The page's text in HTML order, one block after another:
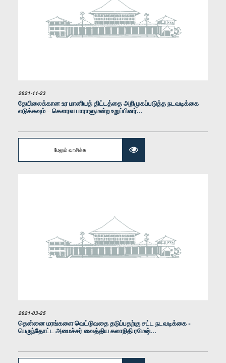
கௌரவ கனக ஹேரத், பா.உ.
உறுப்பினர்
உறுப்பினர்
2021-11-23
தேயிலைக்கான உர மானியத் திட்டத்தை அறிமுகப்படுத்த நடவடிக்கை
எடுக்கவும் – கௌரவ பாராளுமன்ற உறுப்பினர்...
மேலும் வாசிக்க
2021-03-25
தென்னை மரங்களை வெட்டுவதை தடுப்பதற்கு சட்ட நடவடிக்கை -
பெருந்தோட்ட அமைச்சர் வைத்திய கலாநிதி ரமேஷ்...